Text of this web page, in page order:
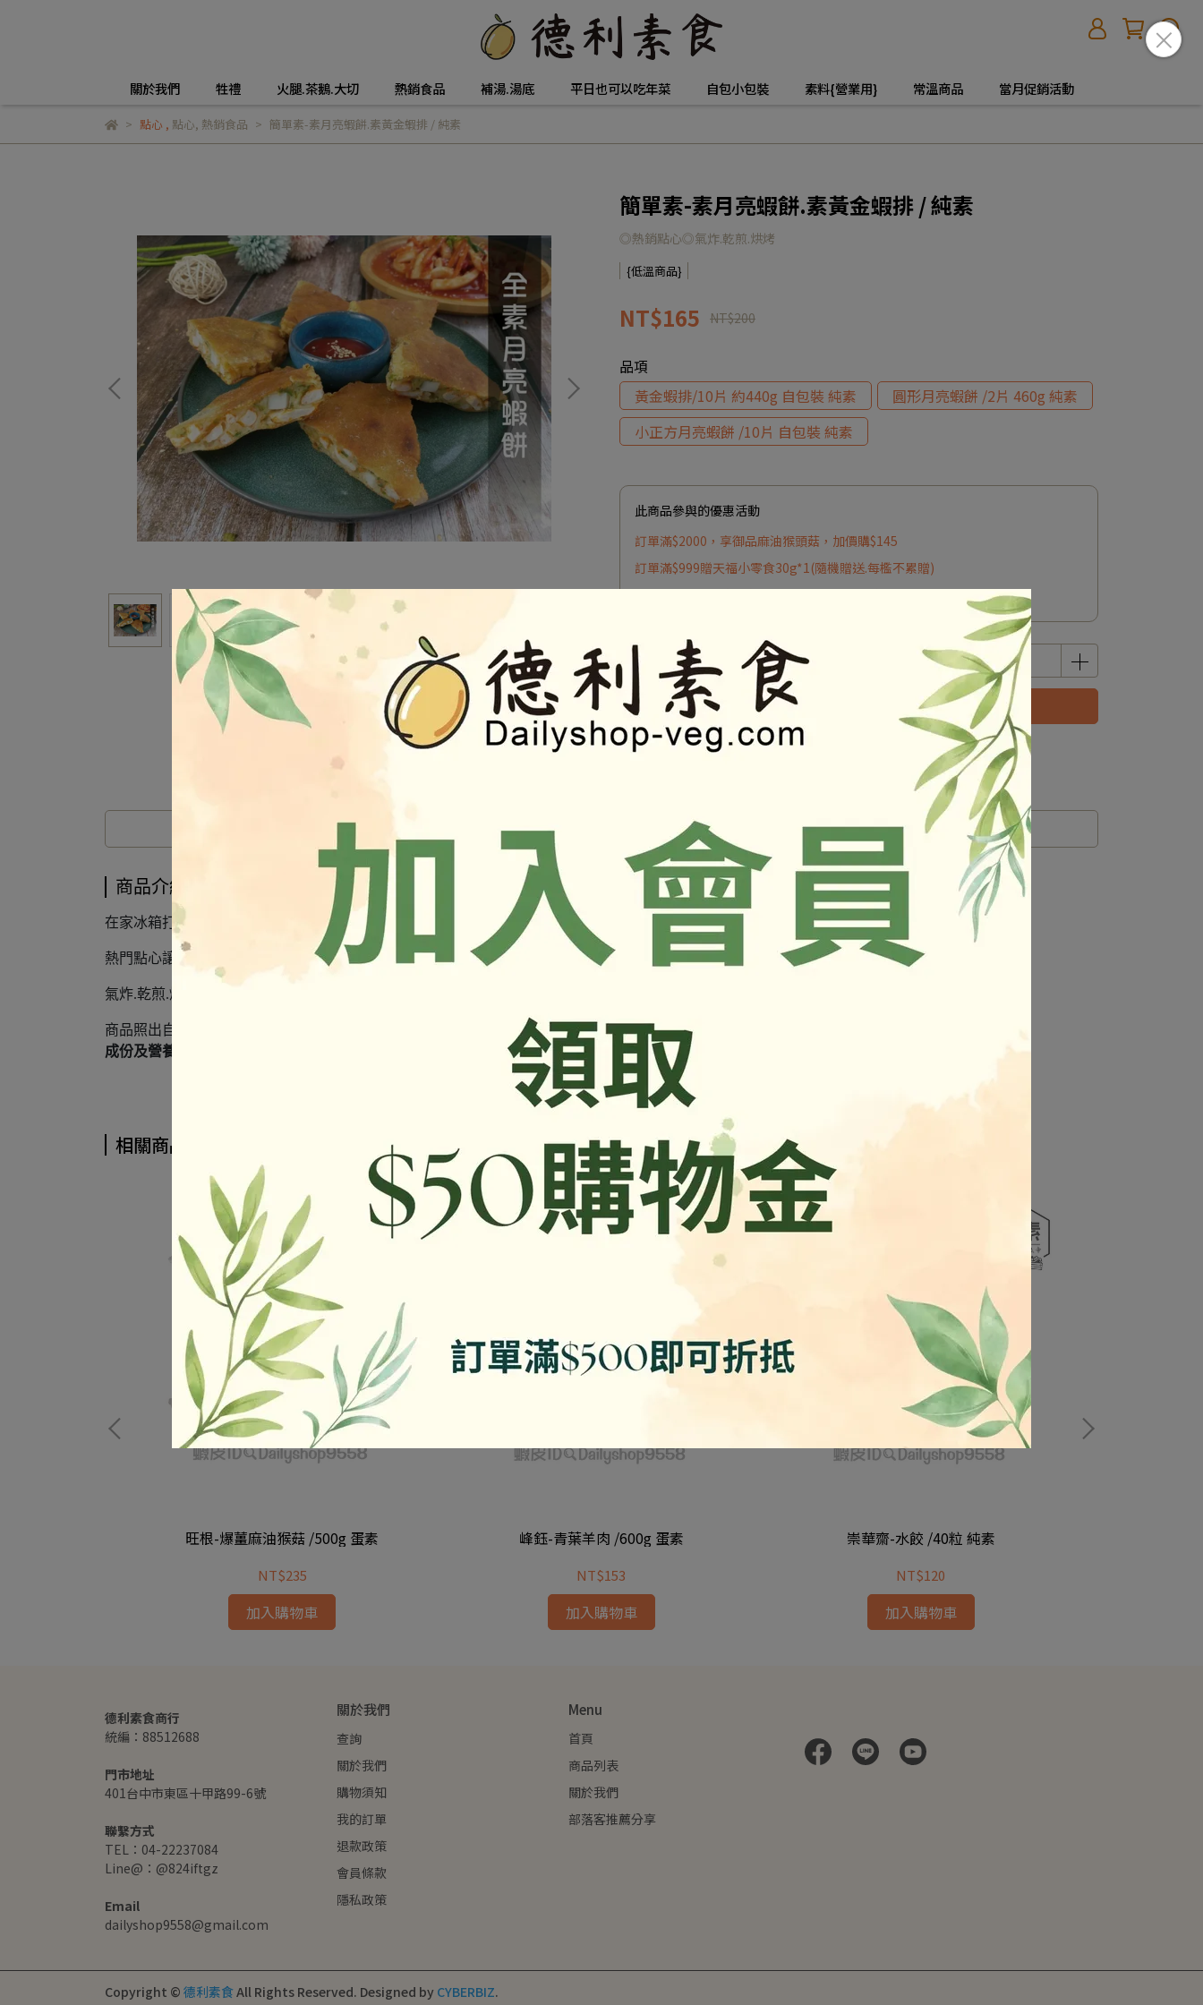
關於我們 牲禮 火腿.茶鵝.大切 熱銷食品 補湯.湯底 平日也可以吃年菜 自包小包裝 素料{營業用} 常溫商品 當月促銷活動
點心 , 點心, 熱銷食品 簡單素-素月亮蝦餅.素黃金蝦排 / 純素
簡單素-素月亮蝦餅.素黃金蝦排 / 純素
◎熱銷點心◎氣炸.乾煎.烘烤
{低溫商品}
NT$165 NT$200
品項
黃金蝦排/10片 約440g 自包裝 純素
圓形月亮蝦餅 /2片 460g 純素
小正方月亮蝦餅 /10片 自包裝 純素
此商品參與的優惠活動
訂單滿$2000，享御品麻油猴頭菇，加價購$145
訂單滿$999贈天福小零食30g*1(隨機贈送.每檻不累贈)
訂單滿$1999贈植物肉乾50g*1(隨機贈送.每檻不累贈)
加入購物車 立即購買
商品介紹
在家冰箱打開找不到東西吃嗎？
熱門點心讓您解饞 純素
氣炸.乾煎.烘烤就可上菜好方便
商品照出自官網
成份及營養標示如圖所示，若與圖片有差異時，以實際包裝上標示為準
相關商品
旺根-爆薑麻油猴菇 /500g 蛋素
NT$235
加入購物車
峰鈺-青葉羊肉 /600g 蛋素
NT$153
加入購物車
崇華齋-水餃 /40粒 純素
NT$120
加入購物車
德利素食商行
統編：88512688
門市地址
401台中市東區十甲路99-6號
聯繫方式
TEL：04-22237084
Line@：@824iftgz
Email
dailyshop9558@gmail.com
關於我們
查詢
關於我們
購物須知
我的訂單
退款政策
會員條款
隱私政策
Menu
首頁
商品列表
關於我們
部落客推薦分享
Copyright © 德利素食All Rights Reserved. Designed by CYBERBIZ.